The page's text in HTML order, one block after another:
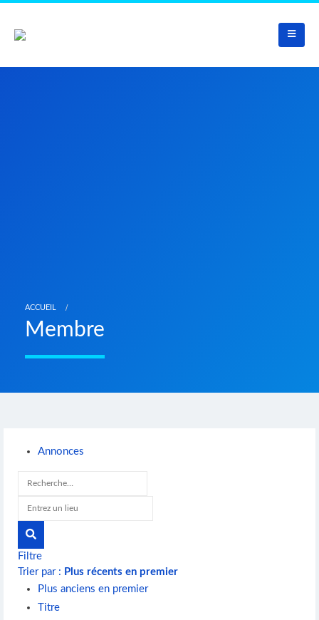
ACCUEIL
Membre
Annonces
Filtre
Trier par : Plus récents en premier
Plus anciens en premier
Titre